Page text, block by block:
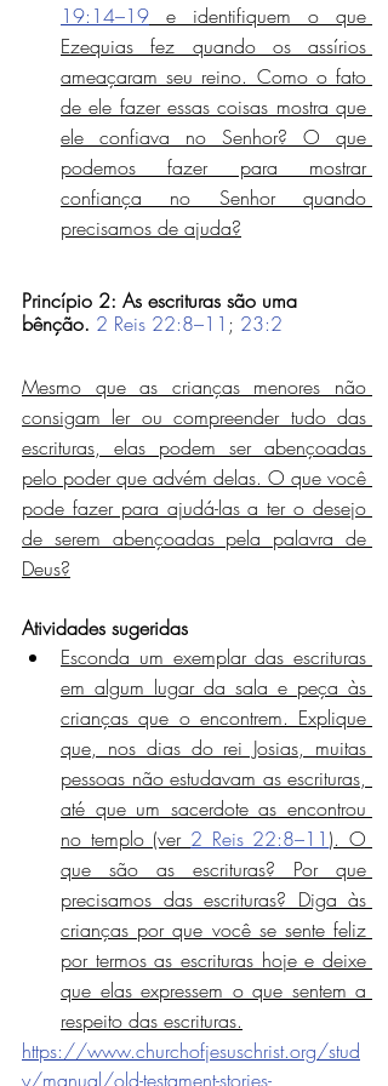
19:14–19 e identifiquem o que
Ezequias fez quando os assírios
ameaçaram seu reino. Como o fato
de ele fazer essas coisas mostra que
ele confiava no Senhor? O que
podemos fazer para mostrar
confiança no Senhor quando
precisamos de ajuda?
Princípio 2: As escrituras são uma
bênção. 2 Reis 22:8–11 ; 23:2
Mesmo que as crianças menores não
consigam ler ou compreender tudo das
escrituras, elas podem ser abençoadas
pelo poder que advém delas. O que você
pode fazer para ajudá-las a ter o desejo
de serem abençoadas pela palavra de
Deus?
Atividades sugeridas
Esconda um exemplar das escrituras
em algum lugar da sala e peça às
crianças que o encontrem. Explique
que, nos dias do rei Josias, muitas
pessoas não estudavam as escrituras,
até que um sacerdote as encontrou
no templo (ver 2 Reis 22:8–11 ). O
que são as escrituras? Por que
precisamos das escrituras? Diga às
crianças por que você se sente feliz
por termos as escrituras hoje e deixe
que elas expressem o que sentem a
respeito das escrituras.
https://www.churchofjesuschrist.org/stud
y/manual/old-testament-stories-